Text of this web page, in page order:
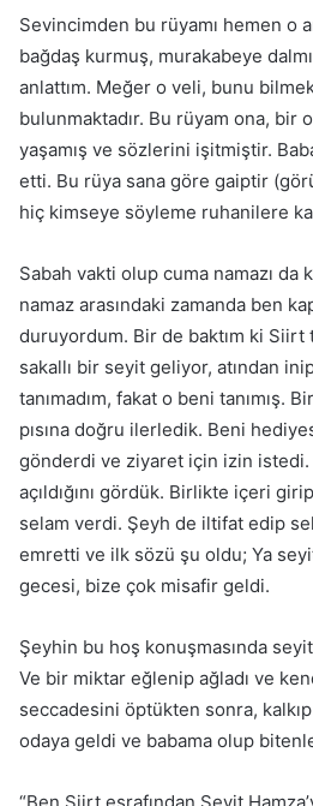
Sevincimden bu rüyamı hemen o
bağdaş kur­muş, murakabeye
anlattım. Meğer o veli, bunu
bulunmaktadır. Bu rüyam ona, bir
yaşamış ve sözlerini işitmiştir.
etti. Bu rüya sana göre gaiptir
hiç kim­seye söyleme ruhanilere
Sabah vakti olup cuma namazı da
namaz ara­sındaki zamanda ben
duruyordum. Bir de baktım ki Si­irt
sakallı bir seyit geliyor, atından
tanımadım, fakat o beni tanımış.
pısına doğru ilerledik. Beni
gönderdi ve ziyaret için izin istedi.
açıldığını gördük. Birlikte içeri
selam verdi. Şeyh de iltifat edip
emretti ve ilk sözü şu oldu; Ya
gecesi, bize çok misafir geldi.
Şeyhin bu hoş konuşmasında
Ve bir miktar eğlenip ağladı ve
seccadesini öptükten son­ra,
odaya geldi ve babama olup